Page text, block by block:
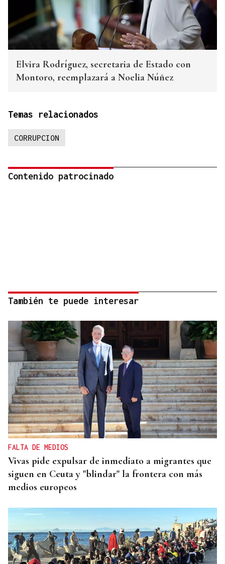
Elvira Rodríguez, secretaria de Estado con
Montoro, reemplazará a Noelia Núñez
Temas relacionados
CORRUPCION
Contenido patrocinado
También te puede interesar
FALTA DE MEDIOS
Vivas pide expulsar de inmediato a migrantes que
siguen en Ceuta y "blindar" la frontera con más
medios europeos